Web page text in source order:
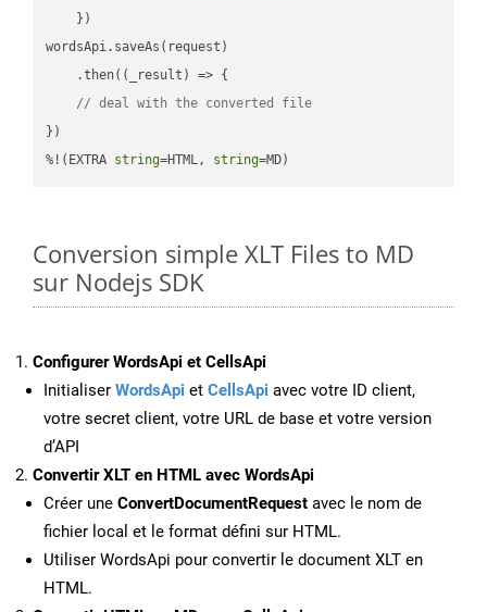
    })
wordsApi.saveAs(request)
    .then(
( _result ) => {
// deal with the converted file
})
%!(EXTRA string=HTML, string=MD)
Conversion simple XLT Files to MD
sur Nodejs SDK
Configurer WordsApi et CellsApi
Initialiser WordsApi et CellsApi avec votre ID client,
votre secret client, votre URL de base et votre version
d’API
Convertir XLT en HTML avec WordsApi
Créer une ConvertDocumentRequest avec le nom de
fichier local et le format défini sur HTML.
Utiliser WordsApi pour convertir le document XLT en
HTML.